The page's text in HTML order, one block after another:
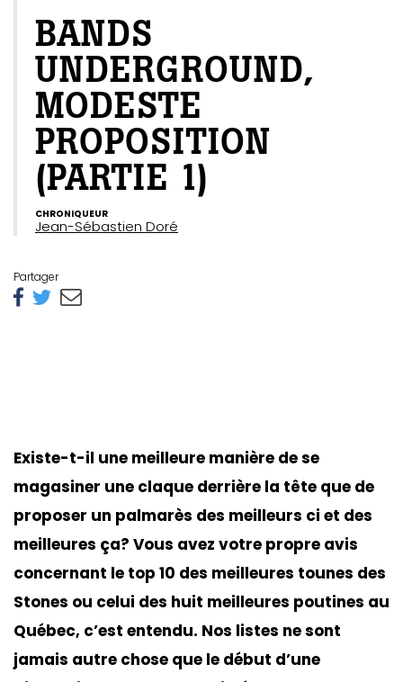
BANDS
UNDERGROUND,
MODESTE
PROPOSITION
(PARTIE 1)
CHRONIQUEUR
Jean-Sébastien Doré
Partager
Existe-t-il une meilleure manière de se
magasiner une claque derrière la tête que de
proposer un palmarès des meilleurs ci et des
meilleures ça? Vous avez votre propre avis
concernant le top 10 des meilleures tounes des
Stones ou celui des huit meilleures poutines au
Québec, c’est entendu. Nos listes ne sont
jamais autre chose que le début d’une